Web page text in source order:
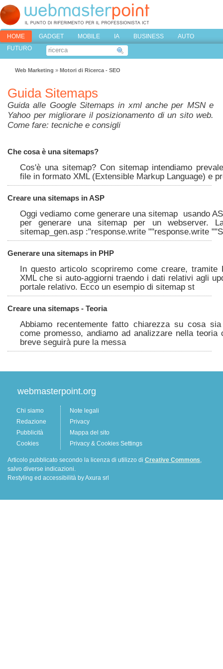
HOME GADGET MOBILE IA BUSINESS
AUTO
FUTURO
Web Marketing » Motori di Ricerca - SEO
Guida Sitemaps
Guida alle Google Sitemaps in xml anche per MSN e
Yahoo per migliorare il posizionamento di un sito web.
Come fare: tecniche e consigli
Che cosa è una sitemaps?
Cos'è una sitemap? Con sitemap intendiamo
file in formato XML (Extensible Markup Language) e
Creare una sitemaps in ASP
Oggi vediamo come generare una sitemap usando
per generare una sitemap per un webserver.
sitemap_gen.asp :"response.write ""response.write ""S
Generare una sitemaps in PHP
In questo articolo scopriremo come creare, tramite
XML che si auto-aggiorni traendo i dati relativi agli
portale relativo. Ecco un esempio di sitemap st
Creare una sitemaps - Teoria
Abbiamo recentemente fatto chiarezza su cosa
come promesso, andiamo ad analizzare nella teoria
breve seguirà pure la messa
webmasterpoint.org
Chi siamo
Redazione
Pubblicità
Cookies
Note legali
Privacy
Mappa del sito
Privacy & Cookies Settings
Articolo pubblicato secondo la licenza di utilizzo di Creative Commons,
salvo diverse indicazioni.
Restyling ed accessibilità by Axura srl